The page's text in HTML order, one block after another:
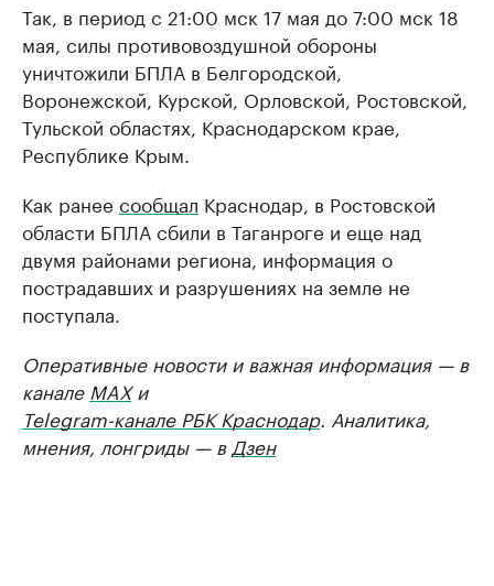
Так, в период с 21:00 мск 17 мая до 7:00 мск 18
мая, силы противовоздушной обороны
уничтожили БПЛА в Белгородской,
Воронежской, Курской, Орловской, Ростовской,
Тульской областях, Краснодарском крае,
Республике Крым.
Как ранее сообщал Краснодар, в Ростовской
области БПЛА сбили в Таганроге и еще над
двумя районами региона, информация о
пострадавших и разрушениях на земле не
поступала.
Оперативные новости и важная информация — в
канале MAXи
Telegram-канале РБК Краснодар. Аналитика,
мнения, лонгриды — в Дзен